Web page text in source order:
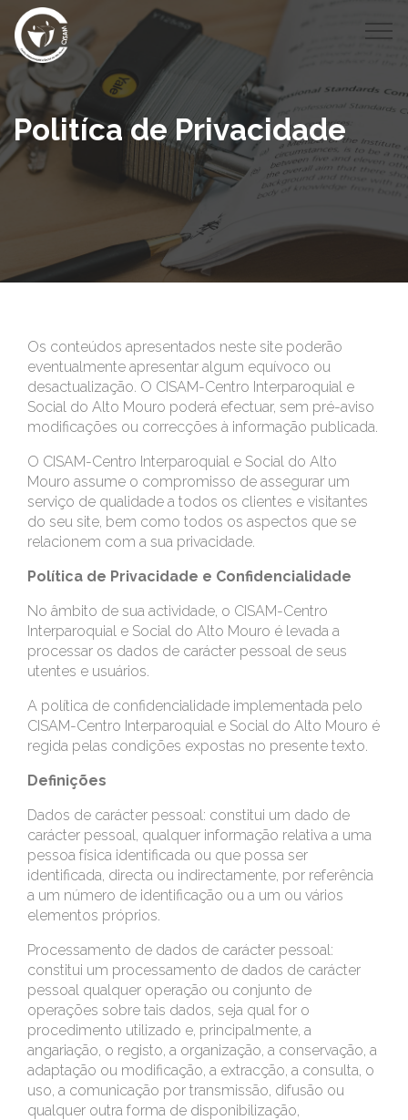
Politíca de Privacidade
Os conteúdos apresentados neste site poderão
eventualmente apresentar algum equívoco ou
desactualização. O CISAM-Centro Interparoquial e
Social do Alto Mouro poderá efectuar, sem pré-aviso
modificações ou correcções à informação publicada.
O CISAM-Centro Interparoquial e Social do Alto
Mouro assume o compromisso de assegurar um
serviço de qualidade a todos os clientes e visitantes
do seu site, bem como todos os aspectos que se
relacionem com a sua privacidade.
Política de Privacidade e Confidencialidade
No âmbito de sua actividade, o CISAM-Centro
Interparoquial e Social do Alto Mouro é levada a
processar os dados de carácter pessoal de seus
utentes e usuários.
A política de confidencialidade implementada pelo
CISAM-Centro Interparoquial e Social do Alto Mouro é
regida pelas condições expostas no presente texto.
Definições
Dados de carácter pessoal: constitui um dado de
carácter pessoal, qualquer informação relativa a uma
pessoa física identificada ou que possa ser
identificada, directa ou indirectamente, por referência
a um número de identificação ou a um ou vários
elementos próprios.
Processamento de dados de carácter pessoal:
constitui um processamento de dados de carácter
pessoal qualquer operação ou conjunto de
operações sobre tais dados, seja qual for o
procedimento utilizado e, principalmente, a
angariação, o registo, a organização, a conservação, a
adaptação ou modificação, a extracção, a consulta, o
uso, a comunicação por transmissão, difusão ou
qualquer outra forma de disponibilização,